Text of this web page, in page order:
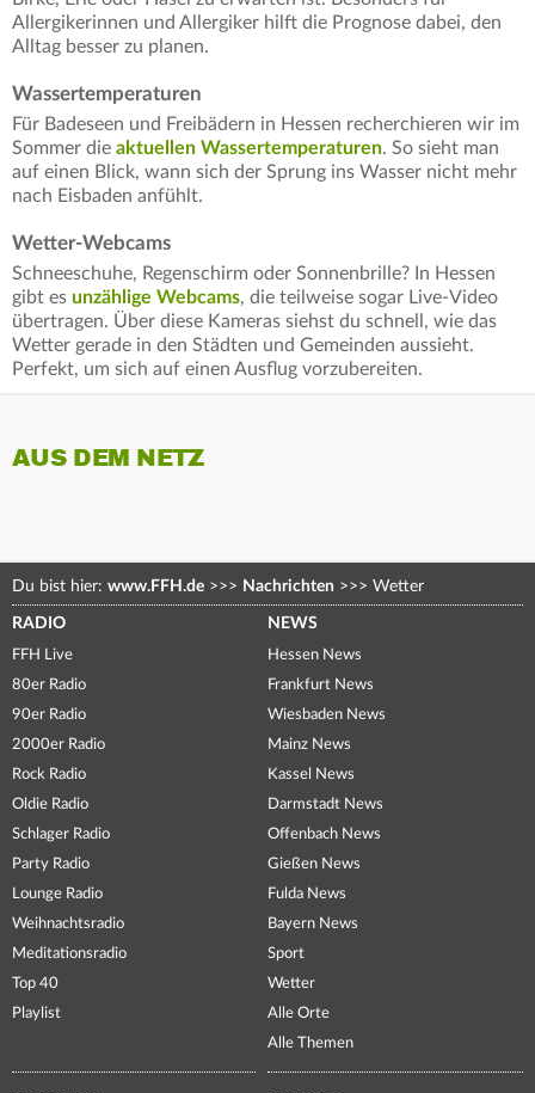
Allergikerinnen und Allergiker hilft die Prognose dabei, den
Alltag besser zu planen.
Wassertemperaturen
Für Badeseen und Freibädern in Hessen recherchieren wir im
Sommer die aktuellen Wassertemperaturen. So sieht man
auf einen Blick, wann sich der Sprung ins Wasser nicht mehr
nach Eisbaden anfühlt.
Wetter-Webcams
Schneeschuhe, Regenschirm oder Sonnenbrille? In Hessen
gibt es unzählige Webcams, die teilweise sogar Live-Video
übertragen. Über diese Kameras siehst du schnell, wie das
Wetter gerade in den Städten und Gemeinden aussieht.
Perfekt, um sich auf einen Ausflug vorzubereiten.
AUS DEM NETZ
Du bist hier: www.FFH.de >>> Nachrichten >>> Wetter
RADIO
FFH Live
80er Radio
90er Radio
2000er Radio
Rock Radio
Oldie Radio
Schlager Radio
Party Radio
Lounge Radio
Weihnachtsradio
Meditationsradio
Top 40
Playlist
NEWS
Hessen News
Frankfurt News
Wiesbaden News
Mainz News
Kassel News
Darmstadt News
Offenbach News
Gießen News
Fulda News
Bayern News
Sport
Wetter
Alle Orte
Alle Themen